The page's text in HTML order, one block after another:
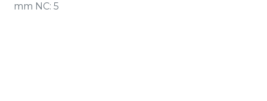
mm NC: 5